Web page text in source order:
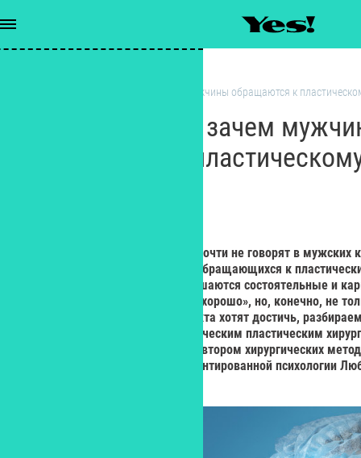
Пойти под нож: зачем мужчины обращаются к
Пойти под нож: зачем
обращаются к
Об этом не пишут в соцсетях и почти не говорят в мужских
фактом – количество мужчин, обращающихся к
годом. Обычно на операцию решаются состоятельные и
мужчины, у которых «и так все хорошо», но, конечно, не
идут на этот шаг и какого эффекта хотят достичь,
консультирующим YES, – эстетическим пластическим
квалификационной категории, автором хирургических
исследователем в телесно-ориентированной психологии